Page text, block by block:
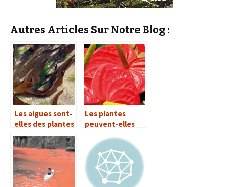
Autres Articles Sur Notre Blog :
Les algues sont-
elles des plantes
?
Les plantes
peuvent-elles
purifier l’air des
appartements ?